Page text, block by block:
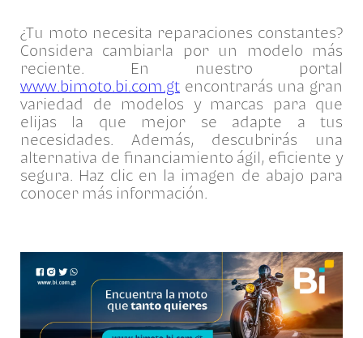
¿Tu moto necesita reparaciones constantes?
Considera cambiarla por un modelo más
reciente. En nuestro portal
www.bimoto.bi.com.gt encontrarás una gran
variedad de modelos y marcas para que
elijas la que mejor se adapte a tus
necesidades. Además, descubrirás una
alternativa de financiamiento ágil, eficiente y
segura. Haz clic en la imagen de abajo para
conocer más información.